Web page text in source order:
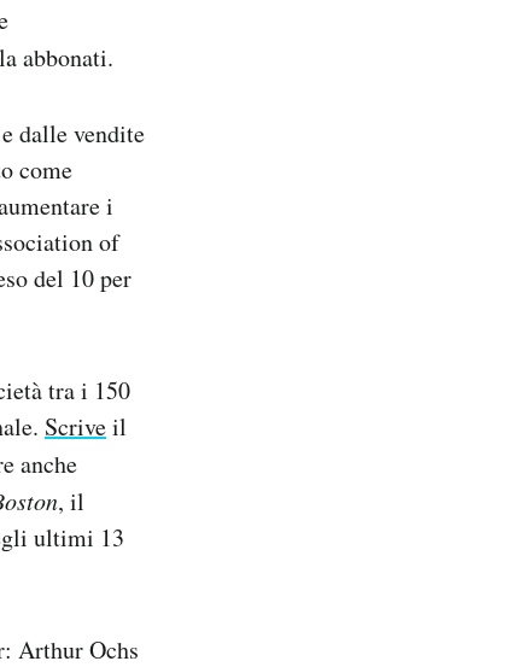
abbonati.
dalle vendite
come
i
of
del 10 per
tra i 150
Scriveil
anche
, il
ultimi 13
Arthur Ochs